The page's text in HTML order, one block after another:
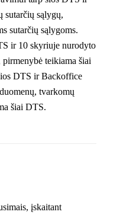
sutarčių sąlygų,
sutarčių sąlygoms.
ir 10 skyriuje nurodyto
teikiama šiai
DTS ir Backoffice
tvarkomų
šiai DTS.
įskaitant